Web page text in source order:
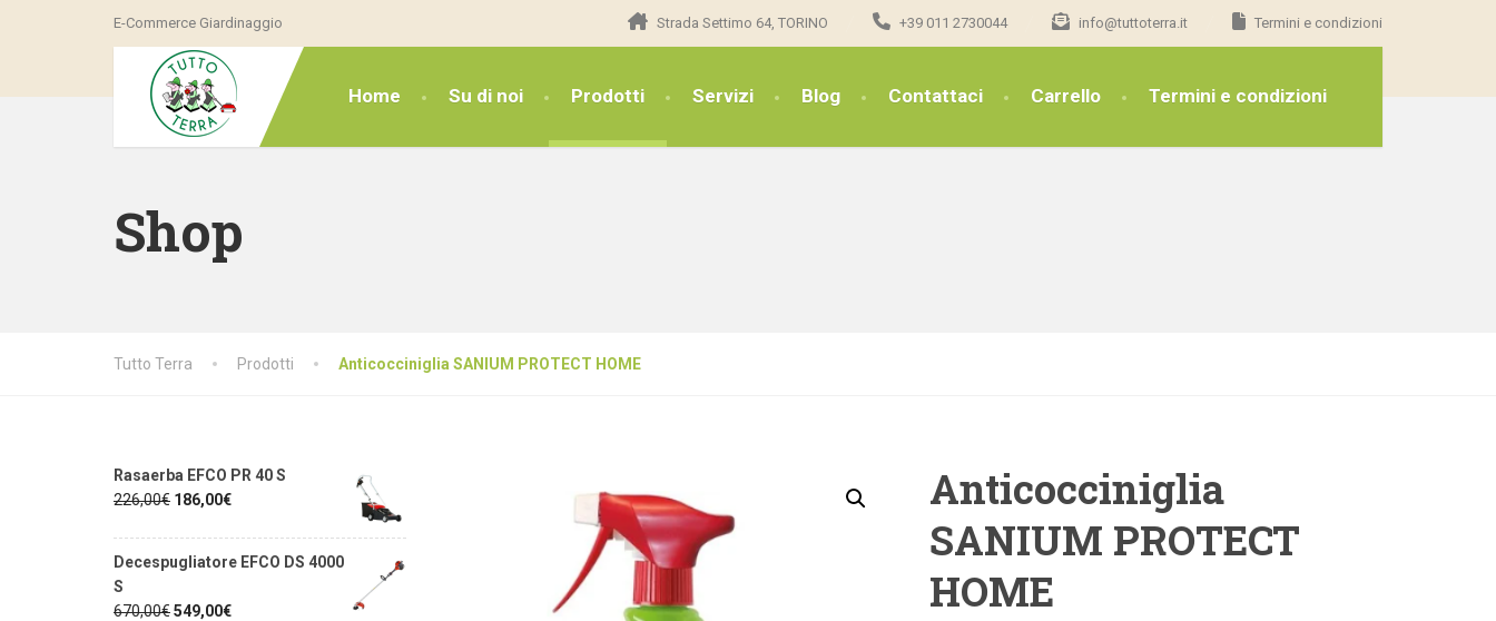
E-Commerce Giardinaggio Strada Settimo 64, TORINO +39 011 2730044 info@tuttoterra.it Termini e condizioni
Home Su di noi Prodotti Servizi Blog Contattaci Carrello Termini e condizioni
Shop
Tutto Terra Prodotti Anticocciniglia SANIUM PROTECT HOME
Anticocciniglia
SANIUM PROTECT
HOME
Rasaerba EFCO PR 40 S
226,00€ 186,00€
Decespugliatore EFCO DS 4000
S
670,00€549,00€